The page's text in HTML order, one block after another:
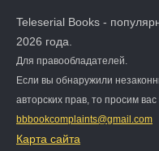
Teleserial Books -
2026 года.
Для правообладателей.
Если вы обнаружили
авторских прав, то просим
bbbookcomplaints@gmail.com
Карта сайта